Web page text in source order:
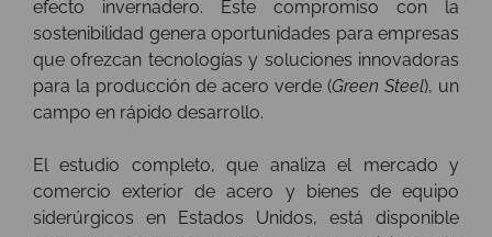
efecto invernadero. Este compromiso con la
sostenibilidad genera oportunidades para empresas
que ofrezcan tecnologías y soluciones innovadoras
para la producción de acero verde (Green Steel), un
campo en rápido desarrollo.
El estudio completo, que analiza el mercado y
comercio exterior de acero y bienes de equipo
siderúrgicos en Estados Unidos, está disponible